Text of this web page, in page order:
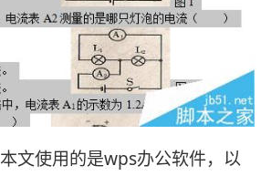
本文使用的是wps办公软件，以